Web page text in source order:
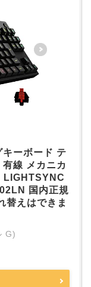
ーボード テ
線 メカニカ
LIGHTSYNC
国内正規
替えはできま
G)